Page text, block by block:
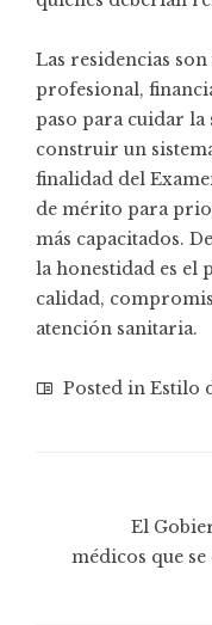
Las residencias
profesional,
paso para cuidar la
construir un
finalidad del
de mérito para
más capacitados.
la honestidad es el
calidad,
atención sanitaria.
Posted in Estilo
El
médicos que